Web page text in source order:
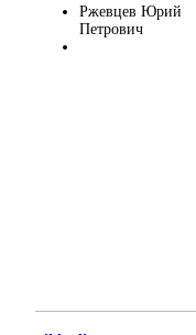
Ржевцев Юрий
Петрович